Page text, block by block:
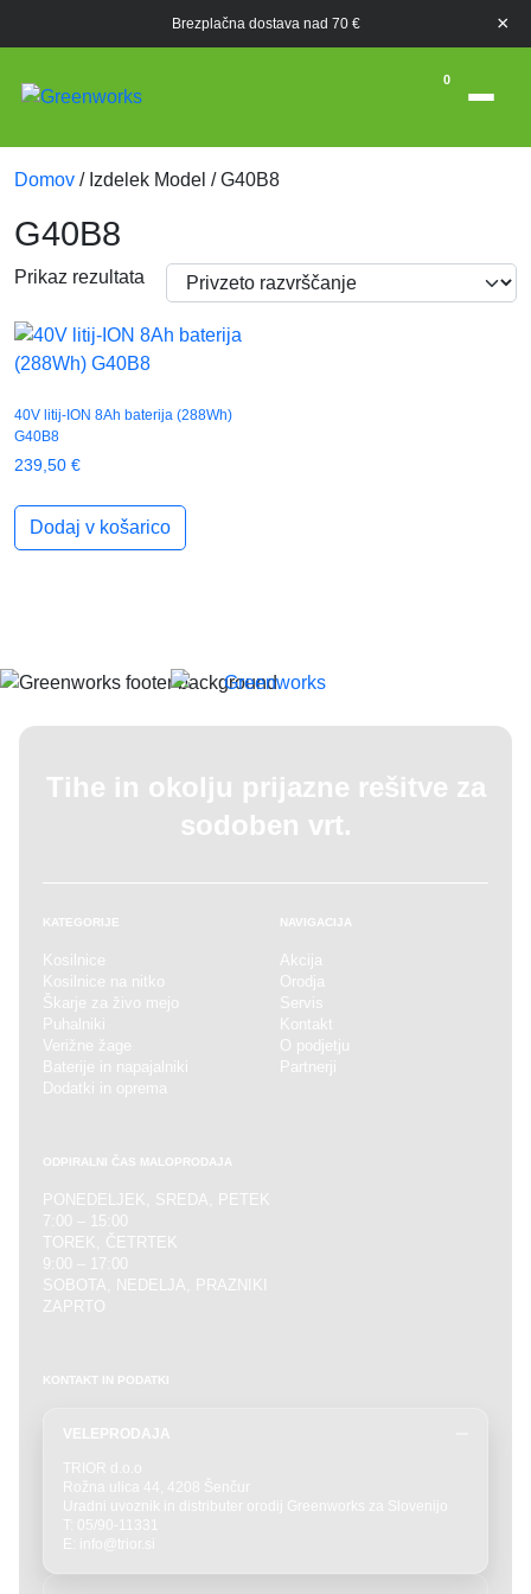
Brezplačna dostava nad 70 € ×
0
Domov / Izdelek Model / G40B8
G40B8
Prikaz rezultata
40V litij-ION 8Ah baterija (288Wh)
G40B8
239,50 €
Dodaj v košarico
Tihe in okolju prijazne rešitve za
sodoben vrt.
KATEGORIJE
Kosilnice
Kosilnice na nitko
Škarje za živo mejo
Puhalniki
Verižne žage
Baterije in napajalniki
Dodatki in oprema
NAVIGACIJA
Akcija
Orodja
Servis
Kontakt
O podjetju
Partnerji
ODPIRALNI ČAS MALOPRODAJA
PONEDELJEK, SREDA, PETEK
7:00 – 15:00
TOREK, ČETRTEK
9:00 – 17:00
SOBOTA, NEDELJA, PRAZNIKI
ZAPRTO
KONTAKT IN PODATKI
VELEPRODAJA
TRIOR d.o.o
Rožna ulica 44, 4208 Šenčur
Uradni uvoznik in distributer orodij Greenworks za Slovenijo
T: 05/90-11331
E: info@trior.si